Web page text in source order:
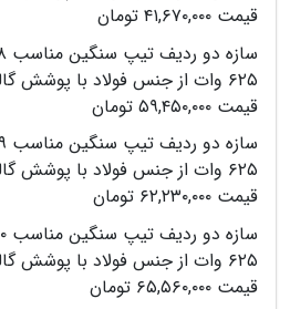
قیمت ۴۱,۶۷۰,۰۰۰ تومان
قیمت ۵۹,۴۵۰,۰۰۰ تومان
قیمت ۶۲,۲۳۰,۰۰۰ تومان
قیمت ۶۵,۵۶۰,۰۰۰ تومان